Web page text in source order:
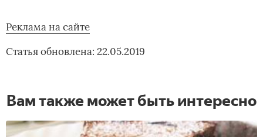
Реклама на сайте
Статья обновлена: 22.05.2019
Вам также может быть интересно